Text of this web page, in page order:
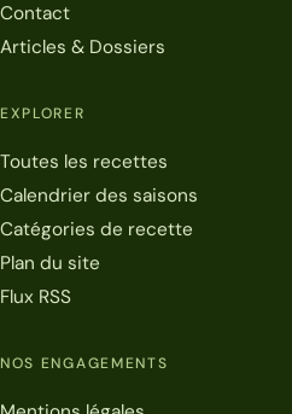
Contact
Articles & Dossiers
EXPLORER
Toutes les recettes
Calendrier des saisons
Catégories de recette
Plan du site
Flux RSS
NOS ENGAGEMENTS